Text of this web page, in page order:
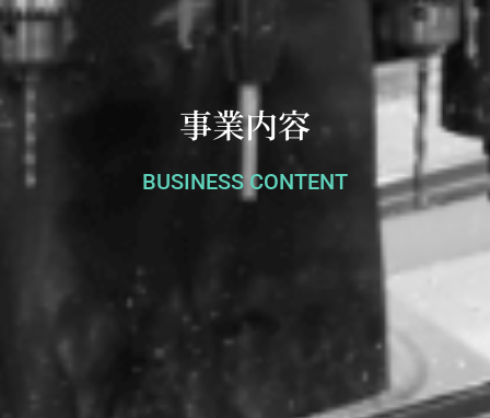
事業内容
BUSINESS CONTENT